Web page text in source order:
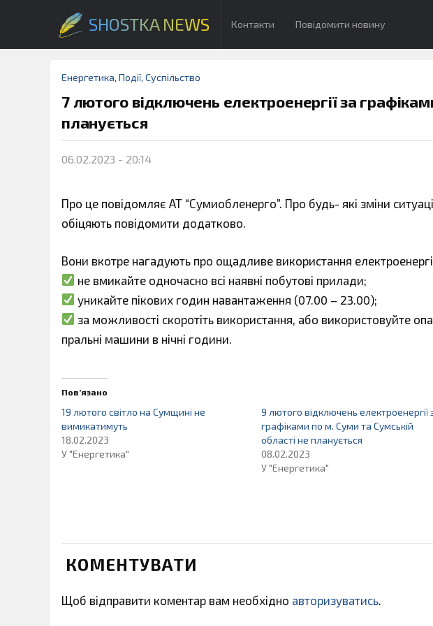
SHOSTKA NEWS Контакти Повідомити новину
Енергетика, Події, Суспільство
7 лютого відключень електроенергії за
планується
06.02.2023 - 20:14
Про це повідомляє АТ “Сумиобленерго”. Про будь- які зміни
обіцяють повідомити додатково.
Вони вкотре нагадують про ощадливе використання
не вмикайте одночасно всі наявні побутові прилади;
уникайте пікових годин навантаження (07.00 – 23.00);
за можливості скоротіть використання, або використовуйте
пральні машини в нічні години.
Пов’язано
19 лютого світло на Сумщині не
вимикатимуть
18.02.2023
У "Енергетика"
9 лютого відключень електроенергії
графіками по м. Суми та Сумській
області не планується
08.02.2023
У "Енергетика"
КОМЕНТУВАТИ
Щоб відправити коментар вам необхідно авторизуватись.